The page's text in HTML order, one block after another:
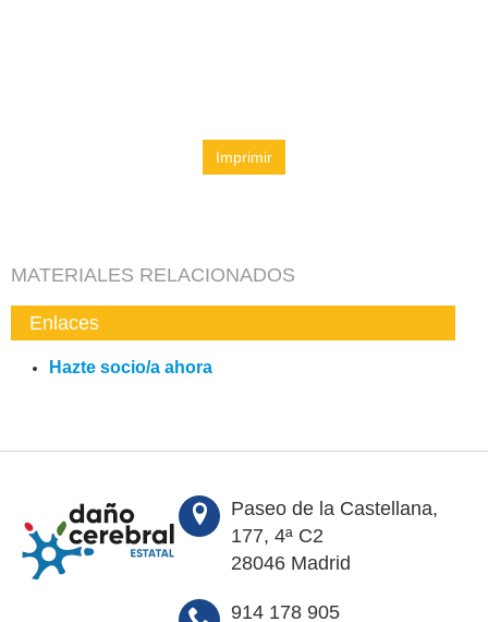
Imprimir
MATERIALES RELACIONADOS
Enlaces
Hazte socio/a ahora
Paseo de la Castellana,
177, 4ª C2
28046 Madrid
914 178 905